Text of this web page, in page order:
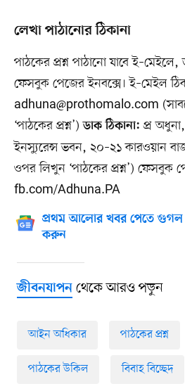
লেখা পাঠানোর ঠিকানা
পাঠকের প্রশ্ন পাঠানো যাবে
ফেসবুক পেজের ইনবক্সে। ই–মেইল
adhuna@prothomalo.com
‘পাঠকের প্রশ্ন’)ডাক ঠিকানা: প্র
ইনস্যুরেন্স ভবন, ২০–২১ কারওয়ান
ওপর লিখুন ‘পাঠকের প্রশ্ন’) ফেসবুক
fb.com/Adhuna.PA
প্রথম আলোর খবর পেতে গুগল
করুন
জীবনযাপনথেকে আরও পড়ুন
আইন অধিকার পাঠকের প্রশ্ন
পাঠকের উকিল বিবাহ বিচ্ছেদ